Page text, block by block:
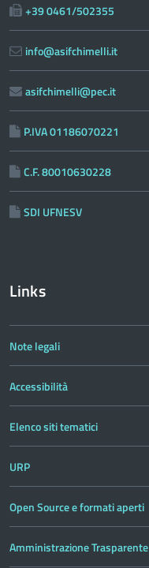
+39 0461/502355
info@asifchimelli.it
asifchimelli@pec.it
P.IVA 01186070221
C.F. 80010630228
SDI UFNESV
Links
Note legali
Accessibilità
Elenco siti tematici
URP
Open Source e formati aperti
Amministrazione Trasparente